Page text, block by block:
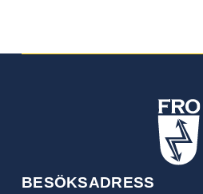
BESÖKSADRESS